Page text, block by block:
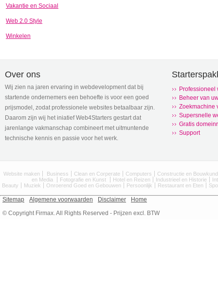
Vakantie en Sociaal
Web 2.0 Style
Winkelen
Over ons
Wij zien na jaren ervaring in webdevelopment dat bij
startende ondernemers een behoefte is voor een goed
prijsmodel, zodat professionele websites betaalbaar zijn.
Daarom zijn wij het iniatief Web4Starters gestart dat
jarenlange vakmanschap combineert met uitmuntende
technische kennis en passie voor het werk.
Professioneel
Beheer van
Zoekmachine
Supersnelle
Gratis
Support
Website maken Business Clean en Corperate Computers
Constructie en
en Media
Fotografie en Kunst Hotel en Reizen Industrieel en Historie
Beauty
Muziek Onroerend Goed en Gebouwen Persoonlijk Restaurant en Eten
Sitemap Algemene voorwaarden Disclaimer
Home
© Copyright Firmax. All Rights Reserved - Prijzen excl. BTW